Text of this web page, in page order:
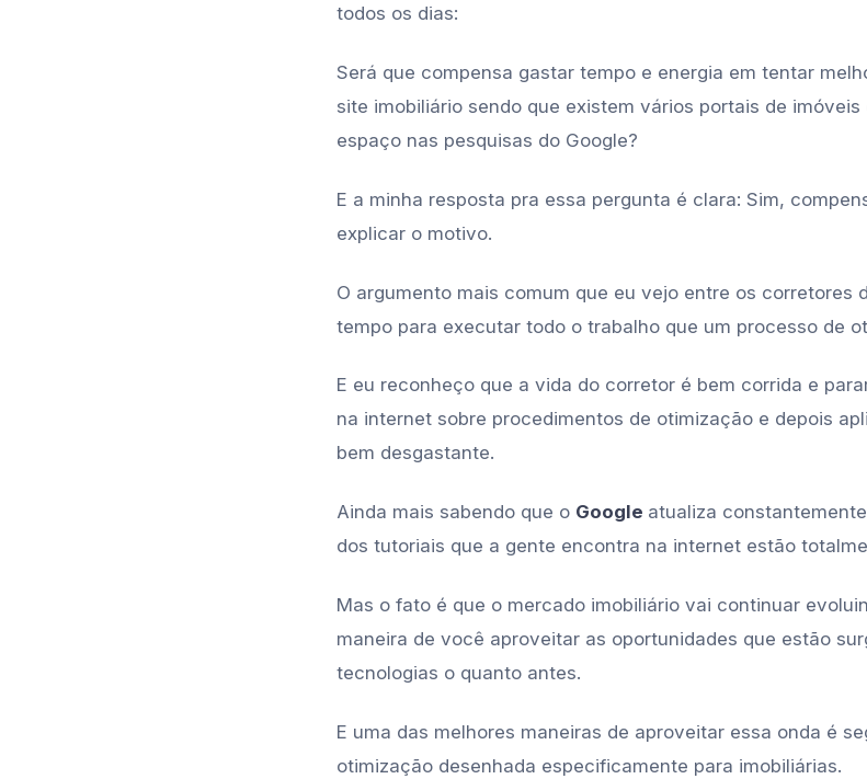
todos os dias:
Será que compensa gastar tempo e energia em tentar
site imobiliário sendo que existem vários portais de
espaço nas pesquisas do Google?
E a minha resposta pra essa pergunta é clara: Sim,
explicar o motivo.
O argumento mais comum que eu vejo entre os corretores
tempo para executar todo o trabalho que um processo de
E eu reconheço que a vida do corretor é bem corrida e
na internet sobre procedimentos de otimização e depois
bem desgastante.
Ainda mais sabendo que o Google atualiza
dos tutoriais que a gente encontra na internet estão
Mas o fato é que o mercado imobiliário vai continuar
maneira de você aproveitar as oportunidades que estão
tecnologias o quanto antes.
E uma das melhores maneiras de aproveitar essa onda é
otimização desenhada especificamente para imobiliárias.